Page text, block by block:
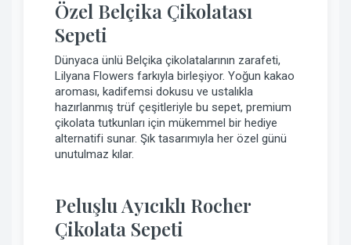
Özel Belçika Çikolatası
Sepeti
Dünyaca ünlü Belçika çikolatalarının zarafeti,
Lilyana Flowers farkıyla birleşiyor. Yoğun kakao
aroması, kadifemsi dokusu ve ustalıkla
hazırlanmış trüf çeşitleriyle bu sepet, premium
çikolata tutkunları için mükemmel bir hediye
alternatifi sunar. Şık tasarımıyla her özel günü
unutulmaz kılar.
Peluşlu Ayıcıklı Rocher
Çikolata Sepeti